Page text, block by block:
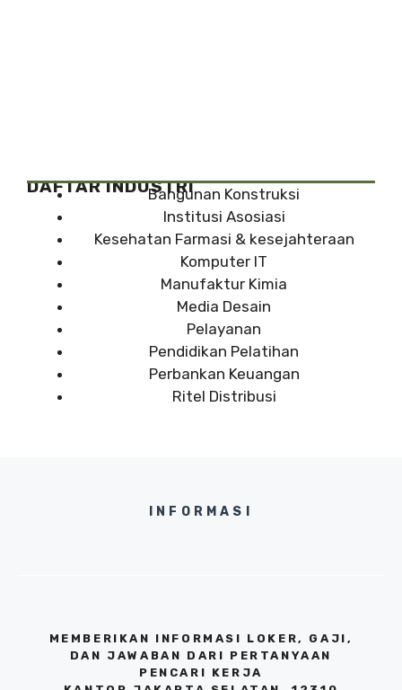
DAFTAR INDUSTRIBangunan Konstruksi
Institusi Asosiasi
Kesehatan Farmasi & kesejahteraan
Komputer IT
Manufaktur Kimia
Media Desain
Pelayanan
Pendidikan Pelatihan
Perbankan Keuangan
Ritel Distribusi
INFORMASI
MEMBERIKAN INFORMASI LOKER, GAJI,
DAN JAWABAN DARI PERTANYAAN
PENCARI KERJA